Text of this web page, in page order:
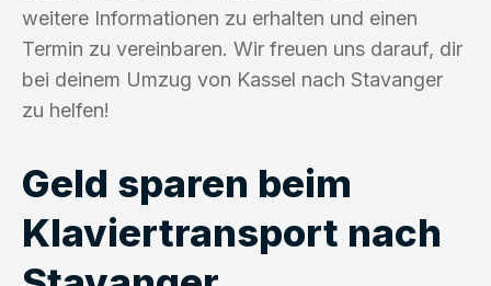
weitere Informationen zu erhalten und einen
Termin zu vereinbaren. Wir freuen uns darauf, dir
bei deinem Umzug von Kassel nach Stavanger
zu helfen!
Geld sparen beim
Klaviertransport nach